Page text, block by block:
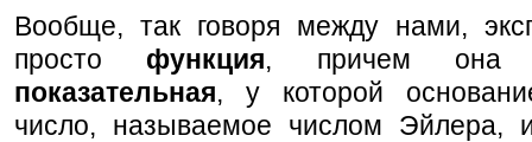
Вообще, так говоря между нами,
просто функция, причем она
показательная, у которой
число, называемое числом Эйлера,